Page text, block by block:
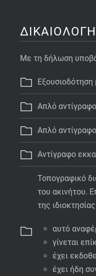
Με τη δήλωση
Απλό
Απλό
Αντίγραφο
Τοπογραφικό
του ακινήτου.
της
αυτό
γίνεται
έχει
έχει ήδη